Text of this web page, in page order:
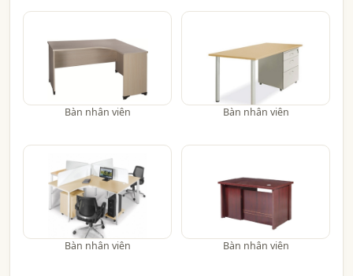
Bàn nhân viên Bàn nhân viên
Bàn nhân viên Bàn nhân viên